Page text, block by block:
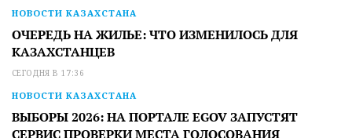
НОВОСТИ КАЗАХСТАНА
ОЧЕРЕДЬ НА ЖИЛЬЕ: ЧТО ИЗМЕНИЛОСЬ ДЛЯ
КАЗАХСТАНЦЕВ
СЕГОДНЯ В 17:36
НОВОСТИ КАЗАХСТАНА
ВЫБОРЫ 2026: НА ПОРТАЛЕ EGOV ЗАПУСТЯТ
СЕРВИС ПРОВЕРКИ МЕСТА ГОЛОСОВАНИЯ